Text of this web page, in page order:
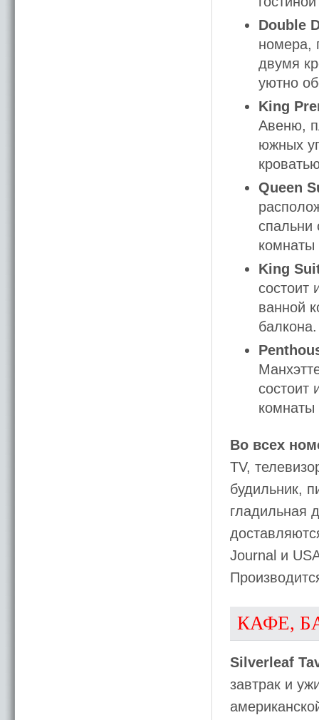
Double
номера,
двумя
уютно
King
Авеню,
южных
Queen
спальни
комнаты
King
состоит
ванной
балкона.
состоит
комнаты
Во всех
TV,
будильник,
гладильная
Journal и
КАФЕ,
Silverleaf
завтрак и